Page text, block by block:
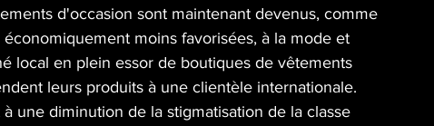
d'occasion sont maintenant devenus, comme
moins favorisées, à la mode et
local en plein essor de boutiques de vêtements
leurs produits à une clientèle internationale.
une diminution de la stigmatisation de la classe